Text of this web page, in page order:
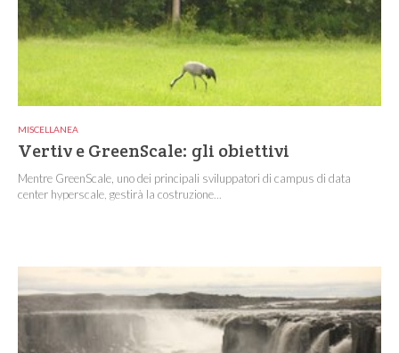
MISCELLANEA
Vertiv e GreenScale: gli obiettivi
Mentre GreenScale, uno dei principali sviluppatori di campus di data
center hyperscale, gestirà la costruzione...